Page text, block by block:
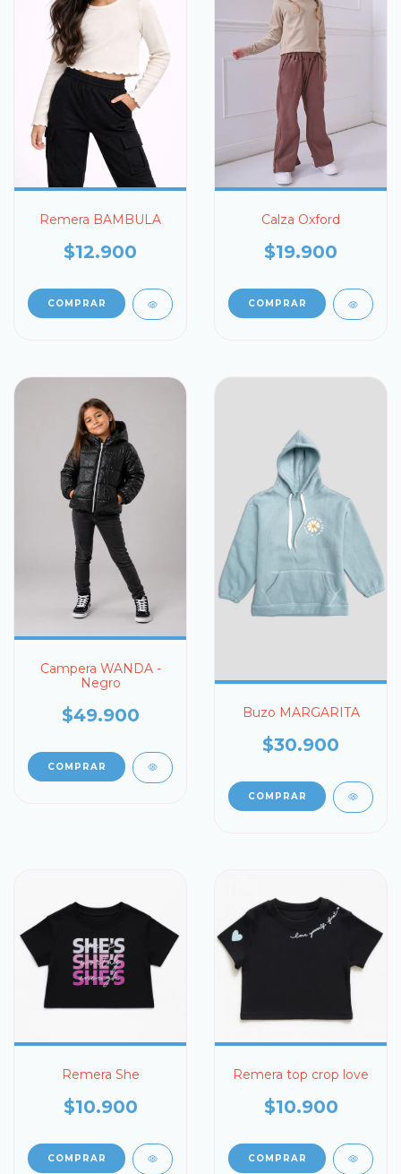
Remera BAMBULA
$12.900
COMPRAR
Calza Oxford
$19.900
COMPRAR
Campera WANDA -
Negro
$49.900
COMPRAR
Buzo MARGARITA
$30.900
COMPRAR
Remera She
$10.900
COMPRAR
Remera top crop love
$10.900
COMPRAR